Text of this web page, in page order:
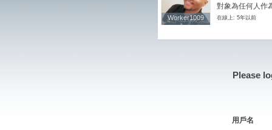
Worker1009
Worker1009
對象為任何人作
在線上: 5年以前
Please
用戶名